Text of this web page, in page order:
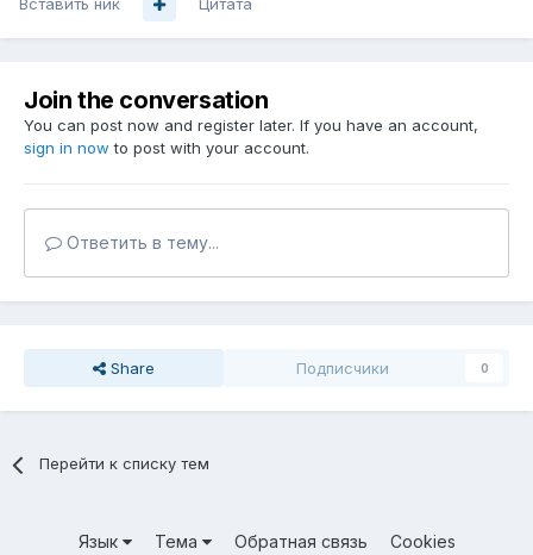
Вставить ник Цитата
Join the conversation
You can post now and register later. If you have an account,
sign in now to post with your account.
Ответить в тему...
Share Подписчики 0
Перейти к списку тем
Язык Тема Обратная связь Cookies